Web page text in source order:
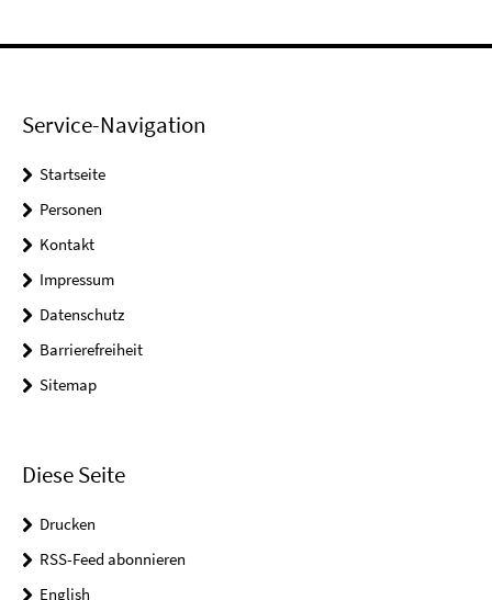
Service-Navigation
Startseite
Personen
Kontakt
Impressum
Datenschutz
Barrierefreiheit
Sitemap
Diese Seite
Drucken
RSS-Feed abonnieren
English